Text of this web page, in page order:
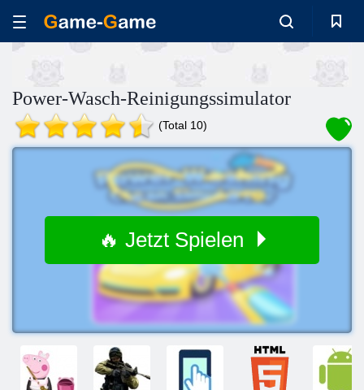
Power-Wasch-Reinigungssimulator
(Total 10)
🔥 Jetzt Spielen